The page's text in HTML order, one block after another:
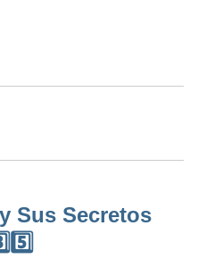
Sus Secretos